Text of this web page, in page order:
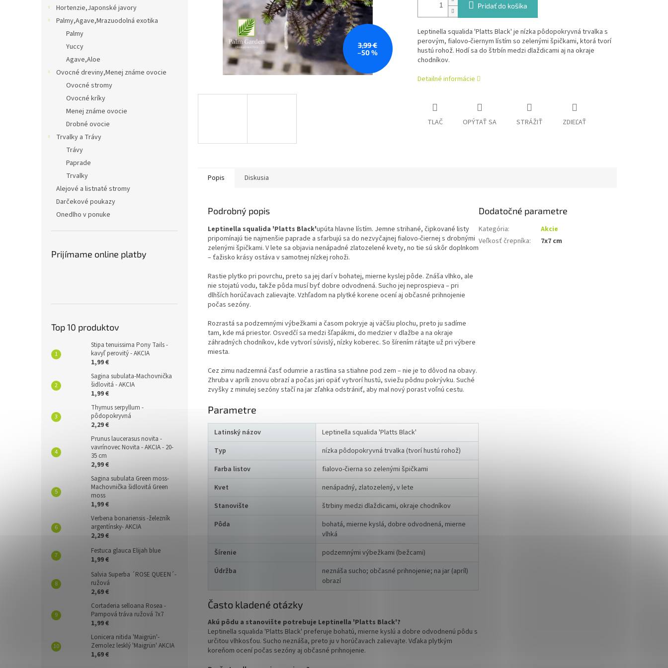
Hortenzie,Japonské javory
Palmy,Agave,Mrazuodolná exotika
Palmy
Yuccy
Agave,Aloe
Ovocné dreviny,Menej známe ovocie
Ovocné stromy
Ovocné kríky
Menej známe ovocie
Drobné ovocie
Trvalky a Trávy
Trávy
Paprade
Trvalky
Alejové a listnaté stromy
Darčekové poukazy
Onedlho v ponuke
Prijímame online platby
Top 10 produktov
Stipa tenuissima Pony Tails -
kavyľ perovitý - AKCIA
1,99 €
Sagina subulata-Machovnička
šidlovitá - AKCIA
1,99 €
Thymus serpyllum -
pôdopokryvná
2,29 €
Prunus laucerasus novita -
vavrínovec Novita - AKCIA - 20-
35 cm
2,99 €
Sagina subulata Green moss-
Machovnička šidlovitá Green
moss
1,99 €
Verbena bonariensis -železník
argentínsky- AKCIA
2,29 €
Festuca glauca Elijah blue
1,99 €
Salvia Superba ´ROSE QUEEN´-
ružová
2,69 €
Cortaderia selloana Rosea -
Pampová tráva ružová 7x7
1,99 €
Lonicera nitida 'Maigrün'-
Zemolez lesklý 'Maigrün' AKCIA
1,69 €
3,99 €
–50 %
Pridať do košíka
Leptinella squalida 'Platts Black' je nízka pôdopokryvná trvalka s
perovým, fialovo-čiernym lístím so zelenými špičkami, ktorá tvorí
hustú rohož. Hodí sa do štrbín medzi dlaždicami aj na okraje
chodníkov.
Detailné informácie
TLAČ OPÝTAŤ SA STRÁŽIŤ ZDIEĽAŤ
Popis Diskusia
Podrobný popis
Leptinella squalida 'Platts Black'upúta hlavne lístím. Jemne strihané, čipkované listy
pripomínajú tie najmenšie paprade a sfarbujú sa do nezvyčajnej fialovo-čiernej s drobnými
zelenými špičkami. V lete sa objavia nenápadné zlatozelené kvety, no tie sú skôr doplnkom
– ťažisko krásy ostáva v samotnej nízkej rohoži.
Rastie plytko pri povrchu, preto sa jej darí v bohatej, mierne kyslej pôde. Znáša vlhko, ale
nie stojatú vodu, takže pôda musí byť dobre odvodnená. Sucho jej neprospieva – pri
dlhších horúčavach zalievajte. Vzhľadom na plytké korene ocení aj občasné prihnojenie
počas sezóny.
Rozrastá sa podzemnými výbežkami a časom pokryje aj väčšiu plochu, preto ju sadíme
tam, kde má priestor. Osvedčí sa medzi šľapákmi, do medzier v dlažbe a na okraje
záhradných chodníkov, kde vytvorí súvislý, nízky koberec. So šírením rátajte už pri výbere
miesta.
Cez zimu nadzemná časť odumrie a rastlina sa stiahne pod zem – nie je to dôvod na obavy.
Zhruba v apríli znovu obrazí a počas jari opäť vytvorí hustú, sviežu pôdnu pokrývku. Suché
zvyšky z minulej sezóny stačí na jar zľahka odstrániť, aby mal nový porast voľnú cestu.
Parametre
Latinský názov
Leptinella squalida 'Platts Black'
Typ
nízka pôdopokryvná trvalka (tvorí hustú rohož)
Farba listov
fialovo-čierna so zelenými špičkami
Kvet
nenápadný, zlatozelený, v lete
Stanovište
štrbiny medzi dlaždicami, okraje chodníkov
Pôda
bohatá, mierne kyslá, dobre odvodnená, mierne
vlhká
Šírenie
podzemnými výbežkami (bežcami)
Údržba
neznáša sucho; občasné prihnojenie; na jar (apríl)
obrazí
Často kladené otázky
Akú pôdu a stanovište potrebuje Leptinella 'Platts Black'?
Leptinella squalida 'Platts Black' preferuje bohatú, mierne kyslú a dobre odvodnenú pôdu s
určitou vlhkosťou. Sucho neznáša, preto ju v horúčavach zalievajte. Vďaka plytkým
koreňom ocení počas sezóny aj občasné prihnojenie.
Dodatočné parametre
Kategória:
Akcie
Veľkosť črepníka: 7x7 cm